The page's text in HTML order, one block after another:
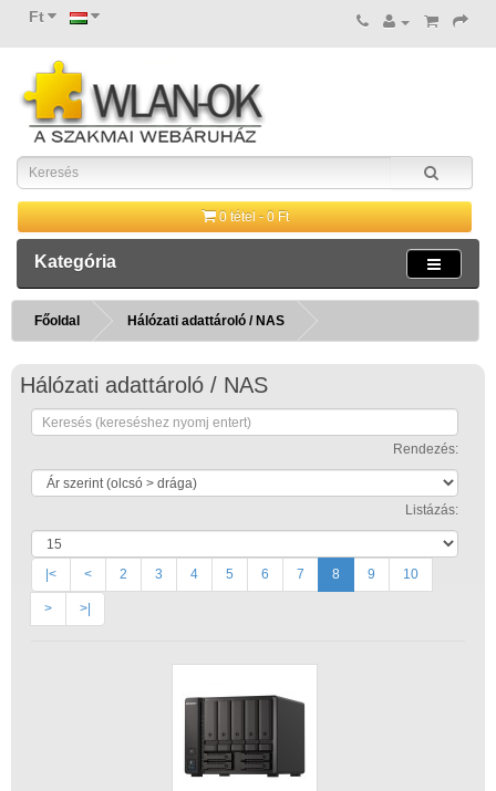
Ft
0 tétel - 0 Ft
Kategória
Főoldal Hálózati adattároló / NAS
Hálózati adattároló / NAS
Rendezés:
Listázás:
|< < 2 3 4 5 6 7 8 9 10
> >|